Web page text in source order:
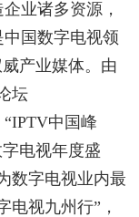
业诸多资源，
国数字电视领
产业媒体。由
坛
“IPTV中国峰
电视年度盛
数字电视业内最
电视九州行”，